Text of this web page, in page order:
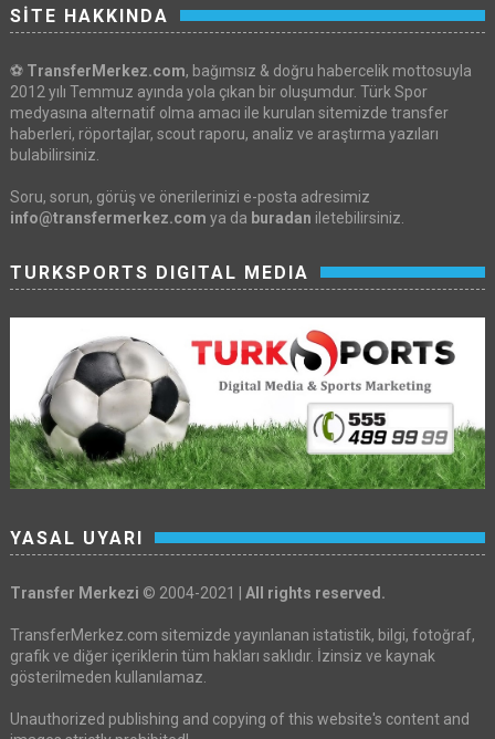
SİTE HAKKINDA
⚽ TransferMerkez.com, bağımsız & doğru habercelik mottosuyla
2012 yılı Temmuz ayında yola çıkan bir oluşumdur. Türk Spor
medyasına alternatif olma amacı ile kurulan sitemizde transfer
haberleri, röportajlar, scout raporu, analiz ve araştırma yazıları
bulabilirsiniz.
Soru, sorun, görüş ve önerilerinizi e-posta adresimiz
info@transfermerkez.com ya da buradan iletebilirsiniz.
TURKSPORTS DIGITAL MEDIA
YASAL UYARI
Transfer Merkezi © 2004-2021 | All rights reserved.
TransferMerkez.com sitemizde yayınlanan istatistik, bilgi, fotoğraf,
grafik ve diğer içeriklerin tüm hakları saklıdır. İzinsiz ve kaynak
gösterilmeden kullanılamaz.
Unauthorized publishing and copying of this website's content and